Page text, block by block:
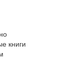
книги